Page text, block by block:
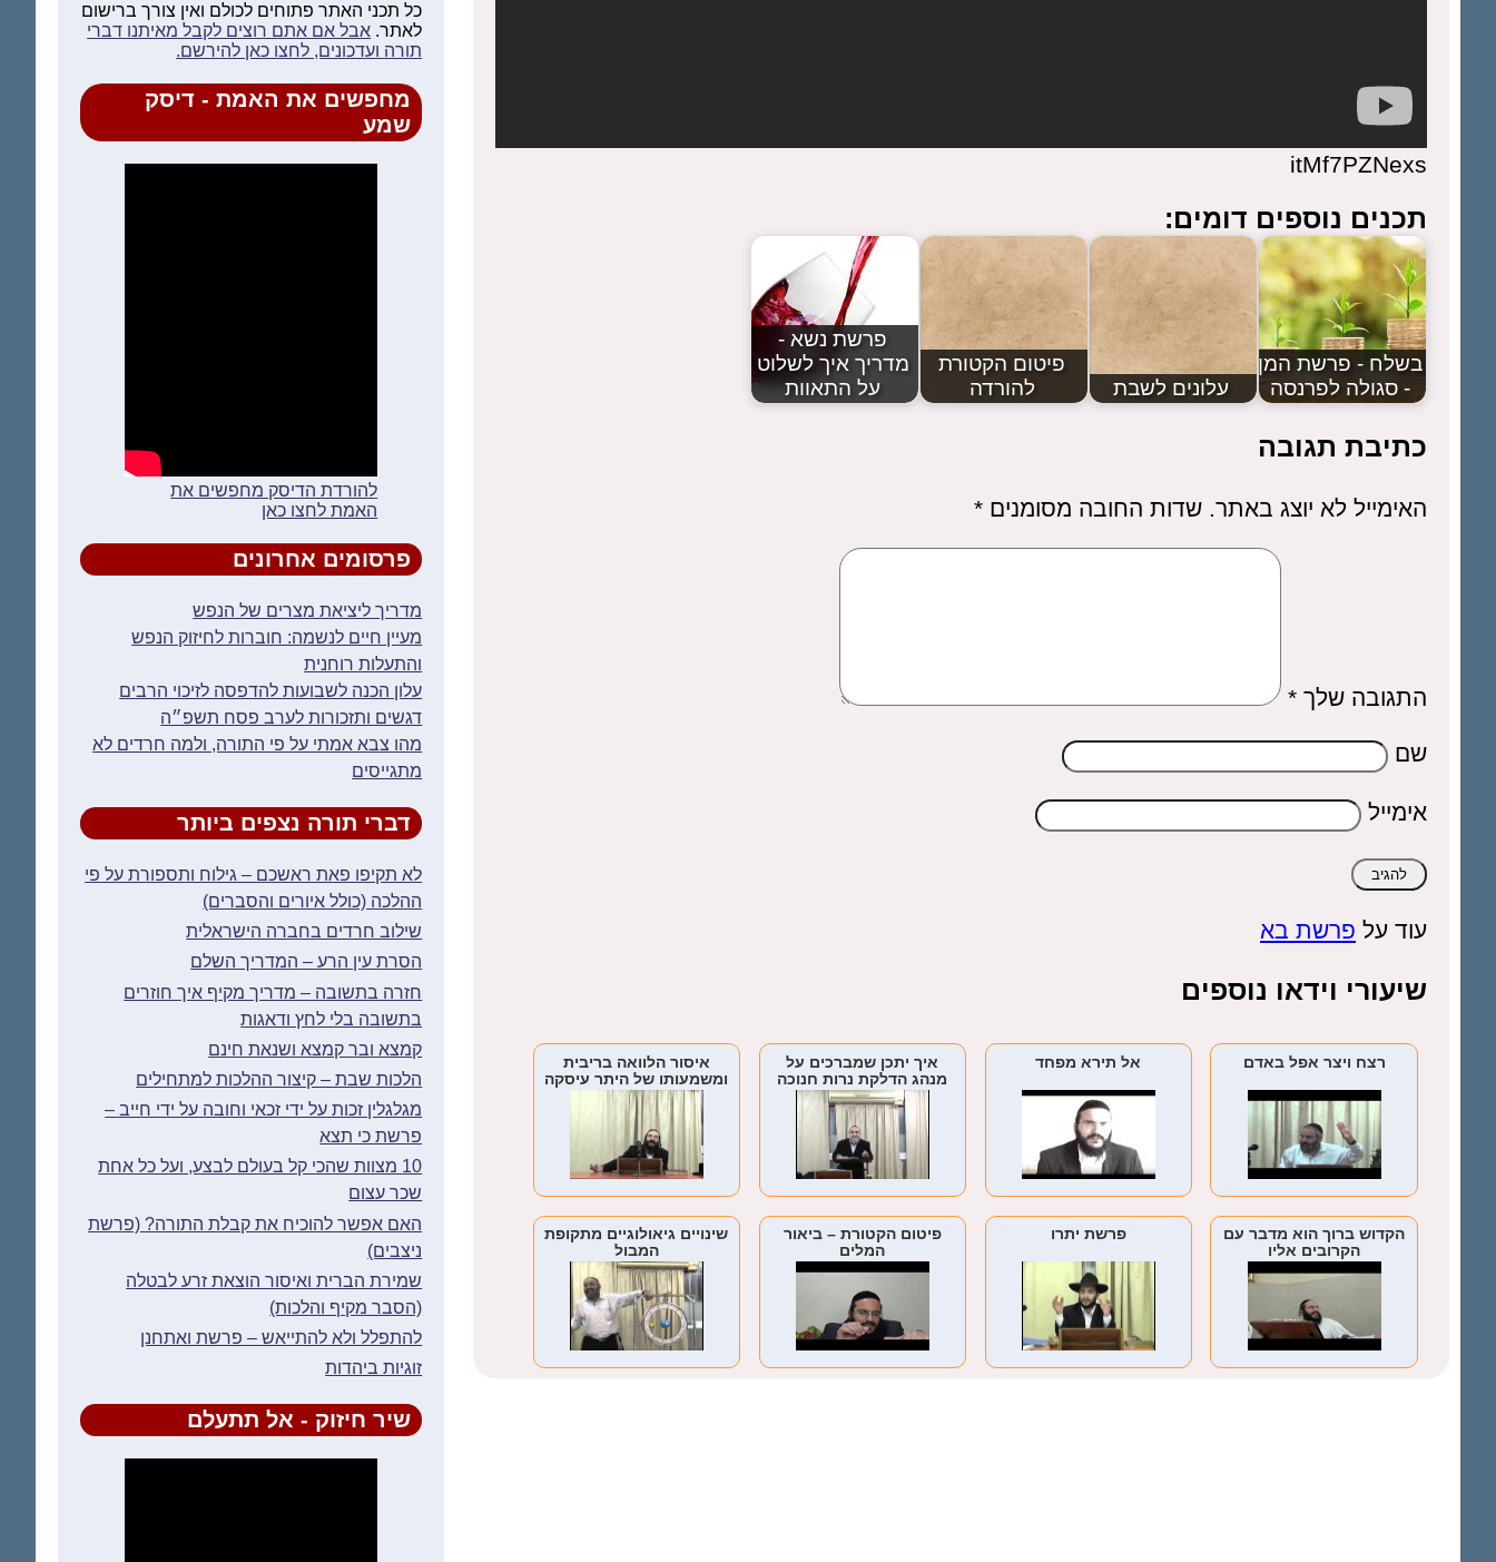
itMf7PZNexs
תכנים נוספים דומים:
בשלח - פרשת המן
- סגולה לפרנסה
עלונים לשבת
פיטום הקטורת
להורדה
פרשת נשא -
מדריך איך לשלוט
על התאוות
כתיבת תגובה
האימייל לא יוצג באתר. שדות החובה מסומנים *
התגובה שלך *
שם
אימייל
עוד על פרשת בא
שיעורי וידאו נוספים
רצח ויצר אפל באדם אל תירא מפחד
איך יתכן שמברכים על
מנהג הדלקת נרות חנוכה
בבית הכנסת?
איסור הלוואה בריבית
ומשמעותו של היתר עיסקה
– הרב נתן פישמן
הקדוש ברוך הוא מדבר עם
הקרובים אליו
פרשת יתרו
פיטום הקטורת – ביאור
המלים
שינויים גיאולוגיים מתקופת
המבול
כל תכני האתר פתוחים לכולם ואין צורך ברישום
לאתר. אבל אם אתם רוצים לקבל מאיתנו דברי
תורה ועדכונים, לחצו כאן להירשם.
מחפשים את האמת - דיסק
שמע
להורדת הדיסק מחפשים את
האמת לחצו כאן
פרסומים אחרונים
מדריך ליציאת מצרים של הנפש
מעיין חיים לנשמה: חוברות לחיזוק הנפש
והתעלות רוחנית
עלון הכנה לשבועות להדפסה לזיכוי הרבים
דגשים ותזכורות לערב פסח תשפ״ה
מהו צבא אמתי על פי התורה, ולמה חרדים לא
מתגייסים
דברי תורה נצפים ביותר
לא תקיפו פאת ראשכם – גילוח ותספורת על פי
ההלכה (כולל איורים והסברים)
שילוב חרדים בחברה הישראלית
הסרת עין הרע – המדריך השלם
חזרה בתשובה – מדריך מקיף איך חוזרים
בתשובה בלי לחץ ודאגות
קמצא ובר קמצא ושנאת חינם
הלכות שבת – קיצור ההלכות למתחילים
מגלגלין זכות על ידי זכאי וחובה על ידי חייב –
פרשת כי תצא
10 מצוות שהכי קל בעולם לבצע, ועל כל אחת
שכר עצום
האם אפשר להוכיח את קבלת התורה? (פרשת
ניצבים)
שמירת הברית ואיסור הוצאת זרע לבטלה
(הסבר מקיף והלכות)
להתפלל ולא להתייאש – פרשת ואתחנן
זוגיות ביהדות
שיר חיזוק - אל תתעלם